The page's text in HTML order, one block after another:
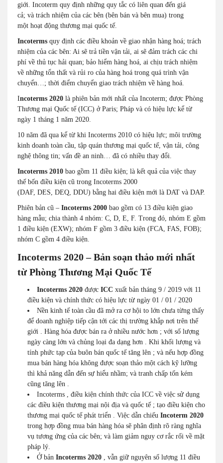
giới. Incoterm quy định những quy tắc có liên quan đến giá
cả; và trách nhiệm của các bên (bên bán và bên mua) trong
một hoạt động thương mại quốc tế.
Incoterms quy định các điều khoản về giao nhận hàng hoá; trách
nhiệm của các bên: Ai sẽ trả tiền vận tải, ai sẽ đảm trách các chi
phí về thủ tục hải quan; bảo hiểm hàng hoá, ai chịu trách nhiệm
về những tổn thất và rủi ro của hàng hoá trong quá trình vận
chuyển…; thời điểm chuyển giao trách nhiệm về hàng hoá.
Incoterms 2020 là phiên bản mới nhất của Incoterm; được Phòng
Thương mại Quốc tế (ICC) ở Paris; Pháp và có hiệu lực kể từ
ngày 1 tháng 1 năm 2020.
10 năm đã qua kể từ khi Incoterms 2010 có hiệu lực; môi trường
kinh doanh toàn cầu, tập quán thương mại quốc tế, vận tải, công
nghệ thông tin; vấn đề an ninh… đã có nhiều thay đổi.
Incoterms 2010 bao gồm 11 điều kiện; là kết quả của việc thay
thế bốn điều kiện cũ trong Incoterms 2000
(DAF, DES, DEQ, DDU) bằng hai điều kiện mới là DAT và DAP.
Phiên bản cũ – Incoterms 2000 bao gồm có 13 điều kiện giao
hàng mẫu; chia thành 4 nhóm: C, D, E, F. Trong đó, nhóm E gồm
1 điều kiện (EXW); nhóm F gồm 3 điều kiện (FCA, FAS, FOB);
nhóm C gồm 4 điều kiện.
Incoterms 2020 – Bản soạn thảo mới nhất
từ Phòng Thương Mại Quốc Tế
Incoterms 2020 được ICC xuất bản tháng 9 / 2019 với 11
điều kiện và chính thức có hiệu lực từ ngày 01 / 01 / 2020
Nền kinh tế toàn cầu đã mở ra cơ hội to lớn chưa từng thấy
để doanh nghiệp tiếp cận tới các thị trường khắp nơi trên thế
giới . Hàng hóa được bán ra ở nhiều nước hơn ; với số lượng
ngày càng lớn và chủng loại đa dạng hơn . Khi khối lượng và
tính phức tạp của buôn bán quốc tế tăng lên ; và nếu hợp đồng
mua bán hàng hóa không được soạn thảo một cách kỹ lưỡng
thì khả năng dẫn đến sự hiểu nhầm; và tranh chấp tốn kém
cũng tăng lên .
Incoterms , điều kiện chính thức của ICC về việc sử dụng
các điều kiện thương mại nội địa và quốc tế ; tạo điều kiện cho
thương mại quốc tế phát triển . Việc dẫn chiếu Incoterm 2020
trong hợp đồng mua bán hàng hóa sẽ phân định rõ ràng nghĩa
vụ tương ứng của các bên; và làm giảm nguy cơ rắc rối về mặt
pháp lý.
Ở bản Incoterms 2020 , vẫn giữ nguyên số lượng 11 điều